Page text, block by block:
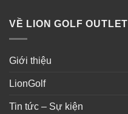
VỀ LION GOLF OUTLET
Giới thiệu
LionGolf
Tin tức – Sự kiện